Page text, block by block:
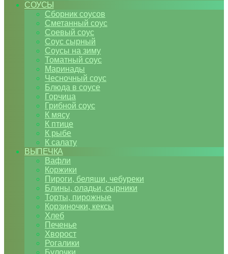
СОУСЫ
Сборник соусов
Сметанный соус
Соевый соус
Соус сырный
Соусы на зиму
Томатный соус
Маринады
Чесночный соус
Блюда в соусе
Горчица
Грибной соус
К мясу
К птице
К рыбе
К салату
ВЫПЕЧКА
Вафли
Коржики
Пироги, беляши, чебуреки
Блины, оладьи, сырники
Торты, пирожные
Корзиночки, кексы
Хлеб
Печенье
Хворост
Рогалики
Булочки